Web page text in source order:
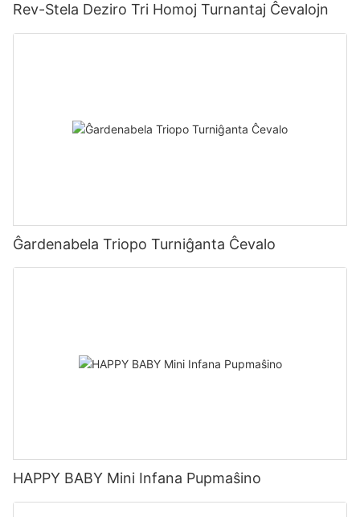
Rev-Stela Deziro Tri Homoj Turnantaj Ĉevalojn
Ĝardenabela Triopo Turniĝanta Ĉevalo
HAPPY BABY Mini Infana Pupmaŝino